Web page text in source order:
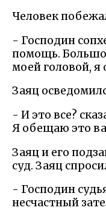
Человек
- Господин
помощь.
моей головой, я
Заяц
- И это все?
Я обещаю это
Заяц и его
суд. Заяц
- Господин
несчастный